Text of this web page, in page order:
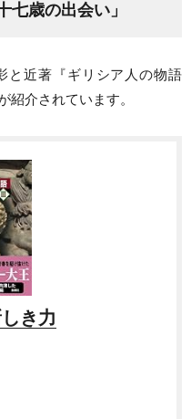
七歳の出会い」
と近著『ギリシア人の物語
介されています。
き力